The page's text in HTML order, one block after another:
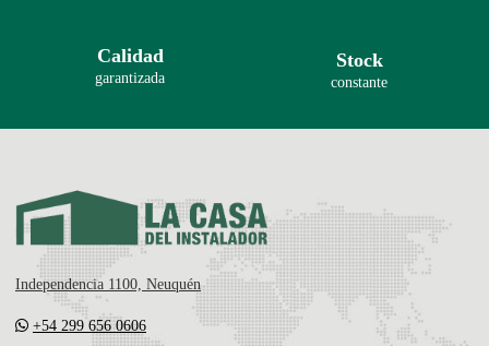
Calidad
garantizada
Stock
constante
Independencia 1100, Neuquén
+54 299 656 0606